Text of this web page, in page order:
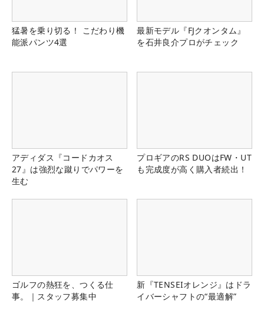
猛暑を乗り切る！ こだわり機
能派パンツ4選
最新モデル『FJクオンタム』
を石井良介プロがチェック
アディダス『コードカオス
27』は強烈な蹴りでパワーを
生む
プロギアのRS DUOはFW・UT
も完成度が高く購入者続出！
ゴルフの熱狂を、つくる仕
事。｜スタッフ募集中
新『TENSEIオレンジ』はドラ
イバーシャフトの“最適解”